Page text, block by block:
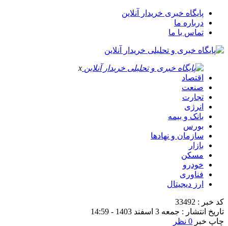
پایگاه خبری خریدار آنلاین
درباره ما
تماس با ما
x
اقتصاد
صنعت
تجارت
انرژی
بانک و بیمه
بورس
سازمان و نهادها
بازار
مسکن
خودرو
فناوری
ارز دیجیتال
کد خبر : 33492
تاریخ انتشار : جمعه 3 اسفند 1403 - 14:59
چاپ خبر 0 نظر